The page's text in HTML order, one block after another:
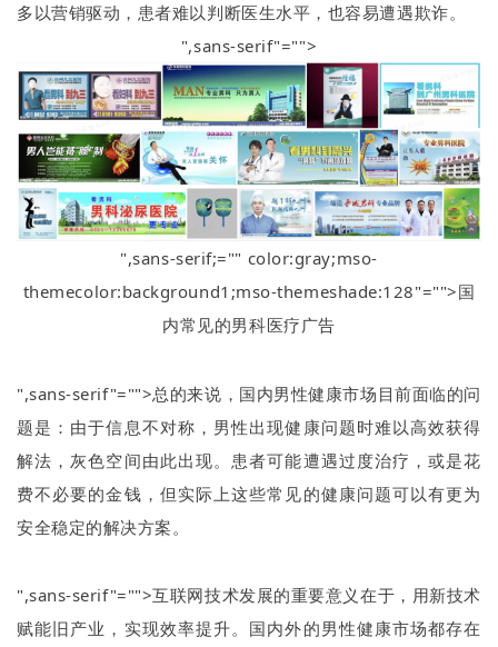
多以营销驱动，患者难以判断医生水平，也容易遭遇欺诈。
",sans-serif"="">
",sans-serif;="" color:gray;mso-
themecolor:background1;mso-themeshade:128"="">国
内常见的男科医疗广告
",sans-serif"="">总的来说，国内男性健康市场目前面临的问
题是：由于信息不对称，男性出现健康问题时难以高效获得
解法，灰色空间由此出现。患者可能遭遇过度治疗，或是花
费不必要的金钱，但实际上这些常见的健康问题可以有更为
安全稳定的解决方案。
",sans-serif"="">互联网技术发展的重要意义在于，用新技术
赋能旧产业，实现效率提升。国内外的男性健康市场都存在